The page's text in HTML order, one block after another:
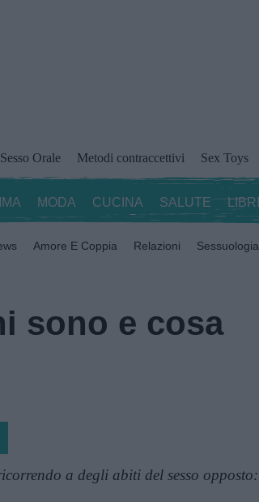
Sesso Orale Metodi contraccettivi Sex Toys
MODA CUCINA SALUTE LIBRI
Amore E Coppia Relazioni Sessuologia
sono e cosa
a degli abiti del sesso opposto: